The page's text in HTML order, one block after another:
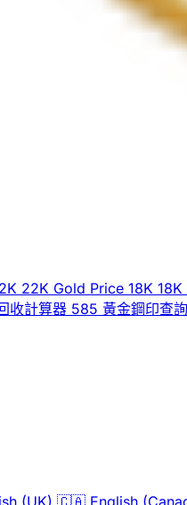
22K Gold Price 18K
收計算器 585 黃金鋼印查詢
(UK) 🇨🇦 English